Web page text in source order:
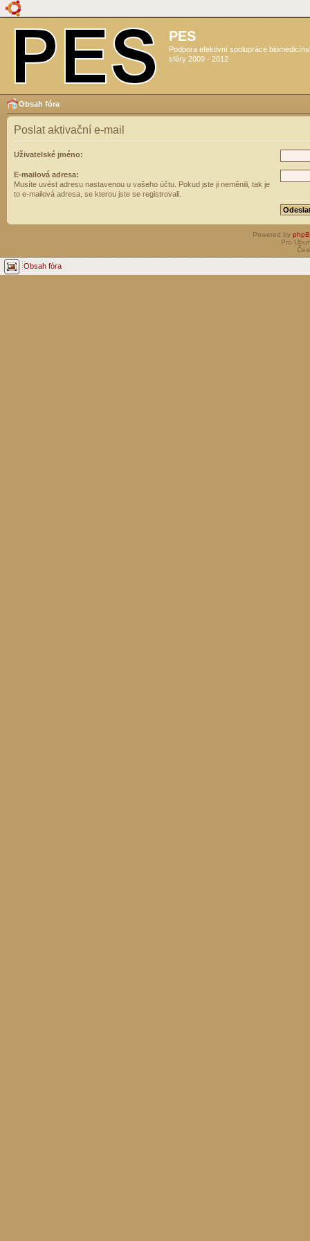
PES
Podpora efektivní spolupráce
sféry 2009 - 2012
Obsah fóra
Poslat aktivační e-mail
Uživatelské jméno:
E-mailová adresa:
Musíte uvést adresu nastavenou u vašeho účtu. Pokud jste ji neměnili, tak je
to e-mailová adresa, se kterou jste se registrovali.
Powered by
Pro
Obsah fóra